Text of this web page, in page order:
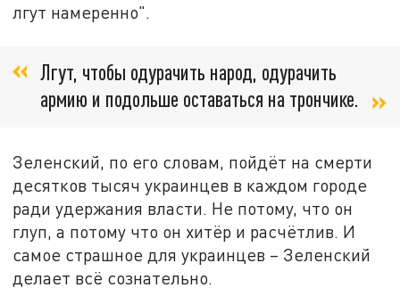
лгут намеренно".
Лгут, чтобы одурачить народ, одурачить
армию и подольше оставаться на трончике.
Зеленский, по его словам, пойдёт на смерти
десятков тысяч украинцев в каждом городе
ради удержания власти. Не потому, что он
глуп, а потому что он хитёр и расчётлив. И
самое страшное для украинцев – Зеленский
делает всё сознательно.